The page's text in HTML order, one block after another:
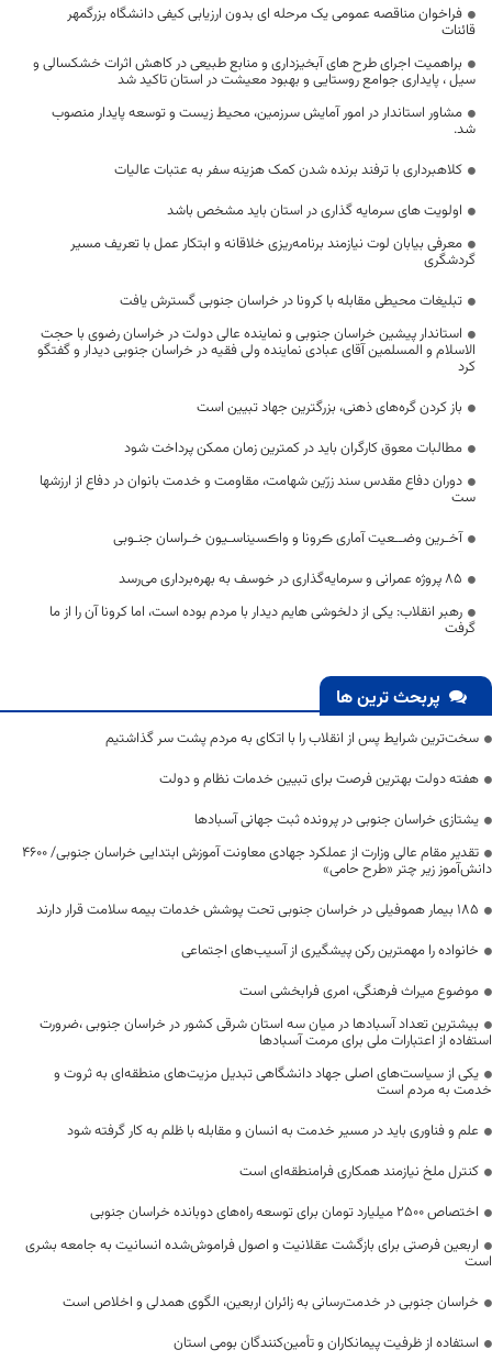
فراخوان مناقصه عمومی یک مرحله ای بدون ارزیابی کیفی دانشگاه بزرگمهر
قائنات
براهمیت اجرای طرح های آبخیزداری و منابع طبیعی در کاهش اثرات خشکسالی و
سیل ، پایداری جوامع روستایی و بهبود معیشت در استان تاکید شد
مشاور استاندار در امور آمایش سرزمین، محیط زيست و توسعه پايدار منصوب
شد.
کلاهبرداری با ترفند برنده شدن کمک هزینه سفر به عتبات عالیات
اولویت های سرمایه گذاری در استان باید مشخص باشد
معرفی بیابان لوت نیازمند برنامه‌ریزی خلاقانه و ابتکار عمل با تعریف مسیر
گردشگری
تبلیغات محیطی مقابله با کرونا در خراسان جنوبی گسترش یافت
استاندار پیشین خراسان جنوبی و نماینده عالی دولت در خراسان رضوی با حجت
الاسلام و المسلمین آقای عبادی نماینده ولی فقیه در خراسان جنوبی دیدار و گفتگو
کرد
باز کردن گره‌های ذهنی، بزرگترین جهاد تبیین است
مطالبات معوق کارگران باید در کمترین زمان ممکن پرداخت شود
دوران دفاع مقدس سند زرّین شهامت، مقاومت و خدمت بانوان در دفاع از ارزشها
ست‌
آخـرین وضــعیت آماری ڪرونا و واڪسیناسـیون خـراسان جنـوبی
۸۵ پروژه عمرانی و سرمایه‌گذاری در خوسف به بهره‌برداری می‌رسد
رهبر انقلاب: یکی از دلخوشی هایم دیدار با مردم بوده است، اما کرونا آن را از ما
گرفت
پربحث ترین ها
سخت‌ترین شرایط پس از انقلاب را با اتکای به مردم پشت سر گذاشتیم
هفته دولت بهترین فرصت برای تبیین خدمات نظام و دولت
یشتازی خراسان جنوبی در پرونده ثبت جهانی آسبادها
تقدیر مقام عالی وزارت از عملکرد جهادی معاونت آموزش ابتدایی خراسان جنوبی/ ۴۶۰۰
دانش‌آموز زیر چتر «طرح حامی»
۱۸۵ بیمار هموفیلی در خراسان جنوبی تحت پوشش خدمات بیمه سلامت قرار دارند
خانواده را مهمترین رکن پیشگیری از آسیب‌های اجتماعی
موضوع میراث فرهنگی، امری فرابخشی است
بیشترین تعداد آسبادها در میان سه استان شرقی کشور در خراسان جنوبی ،ضرورت
استفاده از اعتبارات ملی برای مرمت آسبادها
یکی از سیاست‌های اصلی جهاد دانشگاهی تبدیل مزیت‌های منطقه‌ای به ثروت و
خدمت به مردم است
علم و فناوری باید در مسیر خدمت به انسان و مقابله با ظلم به کار گرفته شود
کنترل ملخ نیازمند همکاری فرامنطقه‌ای است
اختصاص 2500 میلیارد تومان برای توسعه راه‌های دوبانده خراسان جنوبی
اربعین فرصتی برای بازگشت عقلانیت و اصول فراموش‌شده انسانیت به جامعه بشری
است
خراسان جنوبی در خدمت‌رسانی به زائران اربعین، الگوی همدلی و اخلاص است
استفاده از ظرفیت پیمانکاران و تأمین‌کنندگان بومی استان